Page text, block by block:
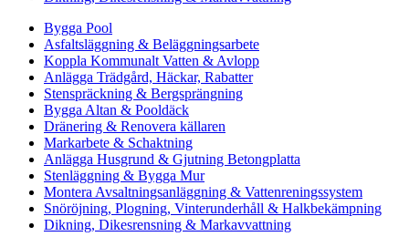
Bygga Pool
Asfaltsläggning & Beläggningsarbete
Koppla Kommunalt Vatten & Avlopp
Anlägga Trädgård, Häckar, Rabatter
Stenspräckning & Bergsprängning
Bygga Altan & Pooldäck
Dränering & Renovera källaren
Markarbete & Schaktning
Anlägga Husgrund & Gjutning Betongplatta
Stenläggning & Bygga Mur
Montera Avsaltningsanläggning & Vattenreningssystem
Snöröjning, Plogning, Vinterunderhåll & Halkbekämpning
Dikning, Dikesrensning & Markavvattning